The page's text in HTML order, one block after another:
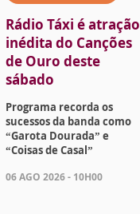
Rádio Táxi é atração
inédita do Canções
de Ouro deste
sábado
Programa recorda os
sucessos da banda como
“Garota Dourada” e
“Coisas de Casal”
06 AGO 2026 - 10H00